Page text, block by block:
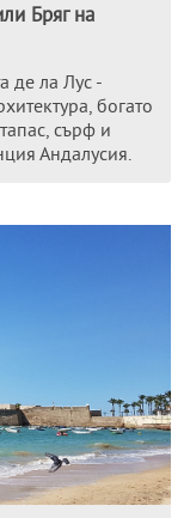
Бряг на
де ла Лус -
богато
сърф и
Андалусия.